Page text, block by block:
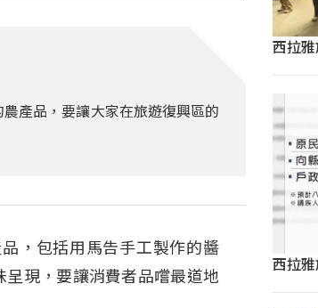
產品，要讓大家在旅遊復興區的
，包括用馬告手工製作的醬
現，要讓消費者品嚐最道地
西拉
西拉